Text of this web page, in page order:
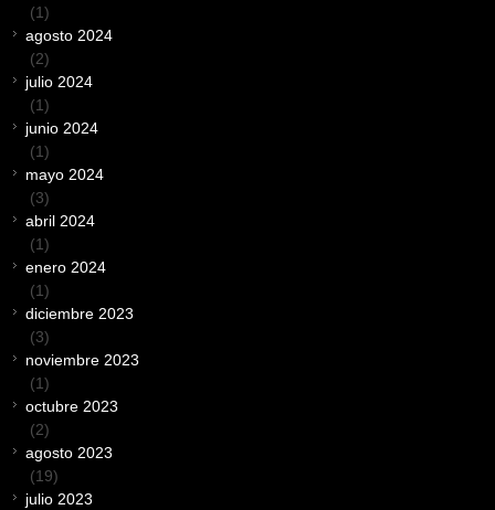
(1)
agosto 2024
(2)
julio 2024
(1)
junio 2024
(1)
mayo 2024
(3)
abril 2024
(1)
enero 2024
(1)
diciembre 2023
(3)
noviembre 2023
(1)
octubre 2023
(2)
agosto 2023
(19)
julio 2023